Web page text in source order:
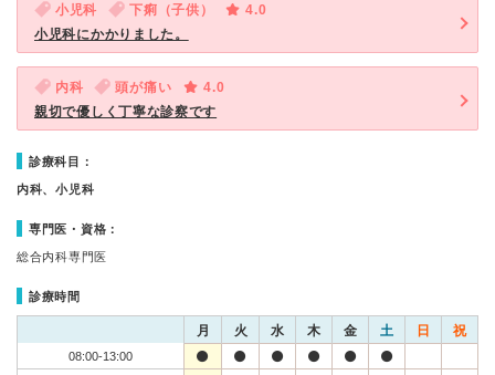
小児科 下痢（子供）
4.0
小児科にかかりました。
内科 頭が痛い
4.0
親切で優しく丁寧な診察です
診療科目：
内科、小児科
専門医・資格：
総合内科専門医
診療時間
月 火 水 木 金 土 日 祝
08:00-13:00